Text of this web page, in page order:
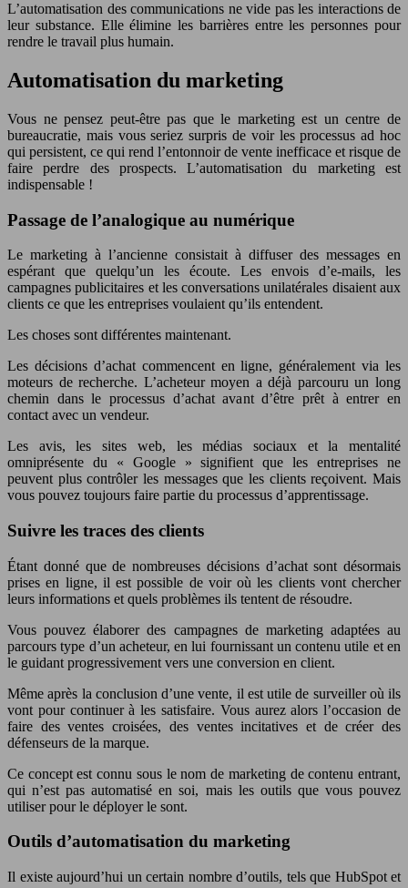
L’automatisation des communications ne vide pas les interactions de
leur substance. Elle élimine les barrières entre les personnes pour
rendre le travail plus humain.
Automatisation du marketing
Vous ne pensez peut-être pas que le marketing est un centre de
bureaucratie, mais vous seriez surpris de voir les processus ad hoc
qui persistent, ce qui rend l’entonnoir de vente inefficace et risque de
faire perdre des prospects. L’automatisation du marketing est
indispensable !
Passage de l’analogique au numérique
Le marketing à l’ancienne consistait à diffuser des messages en
espérant que quelqu’un les écoute. Les envois d’e-mails, les
campagnes publicitaires et les conversations unilatérales disaient aux
clients ce que les entreprises voulaient qu’ils entendent.
Les choses sont différentes maintenant.
Les décisions d’achat commencent en ligne, généralement via les
moteurs de recherche. L’acheteur moyen a déjà parcouru un long
chemin dans le processus d’achat avant d’être prêt à entrer en
contact avec un vendeur.
Les avis, les sites web, les médias sociaux et la mentalité
omniprésente du « Google » signifient que les entreprises ne
peuvent plus contrôler les messages que les clients reçoivent. Mais
vous pouvez toujours faire partie du processus d’apprentissage.
Suivre les traces des clients
Étant donné que de nombreuses décisions d’achat sont désormais
prises en ligne, il est possible de voir où les clients vont chercher
leurs informations et quels problèmes ils tentent de résoudre.
Vous pouvez élaborer des campagnes de marketing adaptées au
parcours type d’un acheteur, en lui fournissant un contenu utile et en
le guidant progressivement vers une conversion en client.
Même après la conclusion d’une vente, il est utile de surveiller où ils
vont pour continuer à les satisfaire. Vous aurez alors l’occasion de
faire des ventes croisées, des ventes incitatives et de créer des
défenseurs de la marque.
Ce concept est connu sous le nom de marketing de contenu entrant,
qui n’est pas automatisé en soi, mais les outils que vous pouvez
utiliser pour le déployer le sont.
Outils d’automatisation du marketing
Il existe aujourd’hui un certain nombre d’outils, tels que HubSpot et